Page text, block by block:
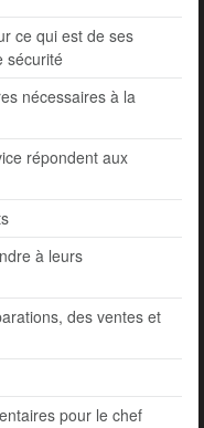
ce qui est de ses
sécurité
nécessaires à la
répondent aux
à leurs
des ventes et
pour le chef